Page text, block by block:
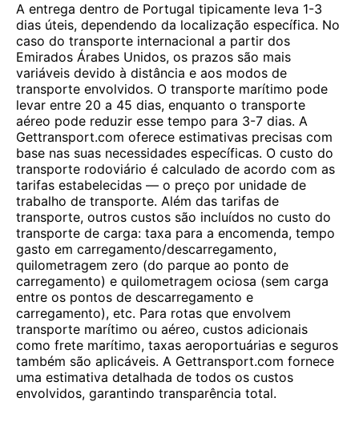
A entrega dentro de Portugal tipicamente leva 1-3
dias úteis, dependendo da localização específica. No
caso do transporte internacional a partir dos
Emirados Árabes Unidos, os prazos são mais
variáveis devido à distância e aos modos de
transporte envolvidos. O transporte marítimo pode
levar entre 20 a 45 dias, enquanto o transporte
aéreo pode reduzir esse tempo para 3-7 dias. A
Gettransport.com oferece estimativas precisas com
base nas suas necessidades específicas. O custo do
transporte rodoviário é calculado de acordo com as
tarifas estabelecidas — o preço por unidade de
trabalho de transporte. Além das tarifas de
transporte, outros custos são incluídos no custo do
transporte de carga: taxa para a encomenda, tempo
gasto em carregamento/descarregamento,
quilometragem zero (do parque ao ponto de
carregamento) e quilometragem ociosa (sem carga
entre os pontos de descarregamento e
carregamento), etc. Para rotas que envolvem
transporte marítimo ou aéreo, custos adicionais
como frete marítimo, taxas aeroportuárias e seguros
também são aplicáveis. A Gettransport.com fornece
uma estimativa detalhada de todos os custos
envolvidos, garantindo transparência total.